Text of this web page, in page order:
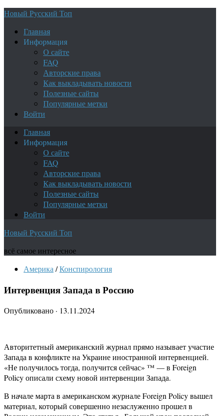
Новый Русский Топ
Главная
Информация
О сайте
FAQ
Авторские права
Как выкладывать новости
Полезные сайты
Популярные метки
Войти
Главная
Информация
О сайте
FAQ
Авторские права
Как выкладывать новости
Полезные сайты
Популярные метки
Войти
Новый Русский Топ
всё самое интересное
Америка /Конспирология
Интервенция Запада в Россию
Опубликовано · 13.11.2024
Авторитетный американский журнал прямо называет участие
Запада в конфликте на Украине иностранной интервенцией.
«Не получилось тогда, получится сейчас» ™ — в Foreign
Policy описали схему новой интервенции Запада.
В начале марта в американском журнале Foreign Policy вышел
материал, который совершенно незаслуженно прошел в